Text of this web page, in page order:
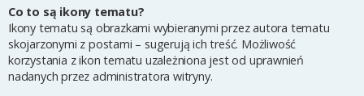
Co to są ikony tematu?
Ikony tematu są obrazkami wybieranymi przez autora tematu
skojarzonymi z postami – sugerują ich treść. Możliwość
korzystania z ikon tematu uzależniona jest od uprawnień
nadanych przez administratora witryny.